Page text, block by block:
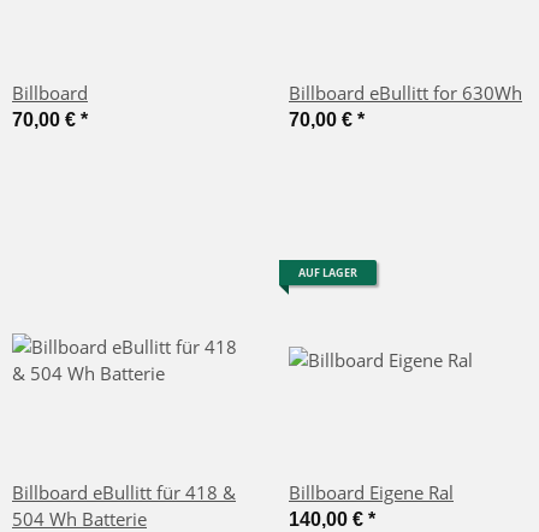
Billboard
70,00 € *
Billboard eBullitt for 630Wh
70,00 € *
Billboard eBullitt für 418 &
504 Wh Batterie
AUF LAGER
Billboard Eigene Ral
140,00 € *